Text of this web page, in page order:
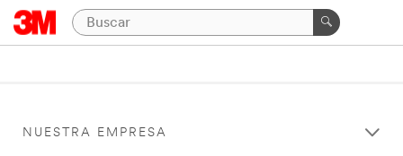
NUESTRA EMPRESA